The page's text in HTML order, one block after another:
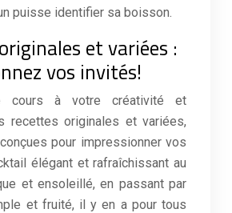
puisse identifier sa boisson.
et variées :
vos invités!
cours à votre créativité et
recettes originales et variées,
pour impressionner vos
élégant et rafraîchissant au
et ensoleillé, en passant par
et fruité, il y en a pour tous